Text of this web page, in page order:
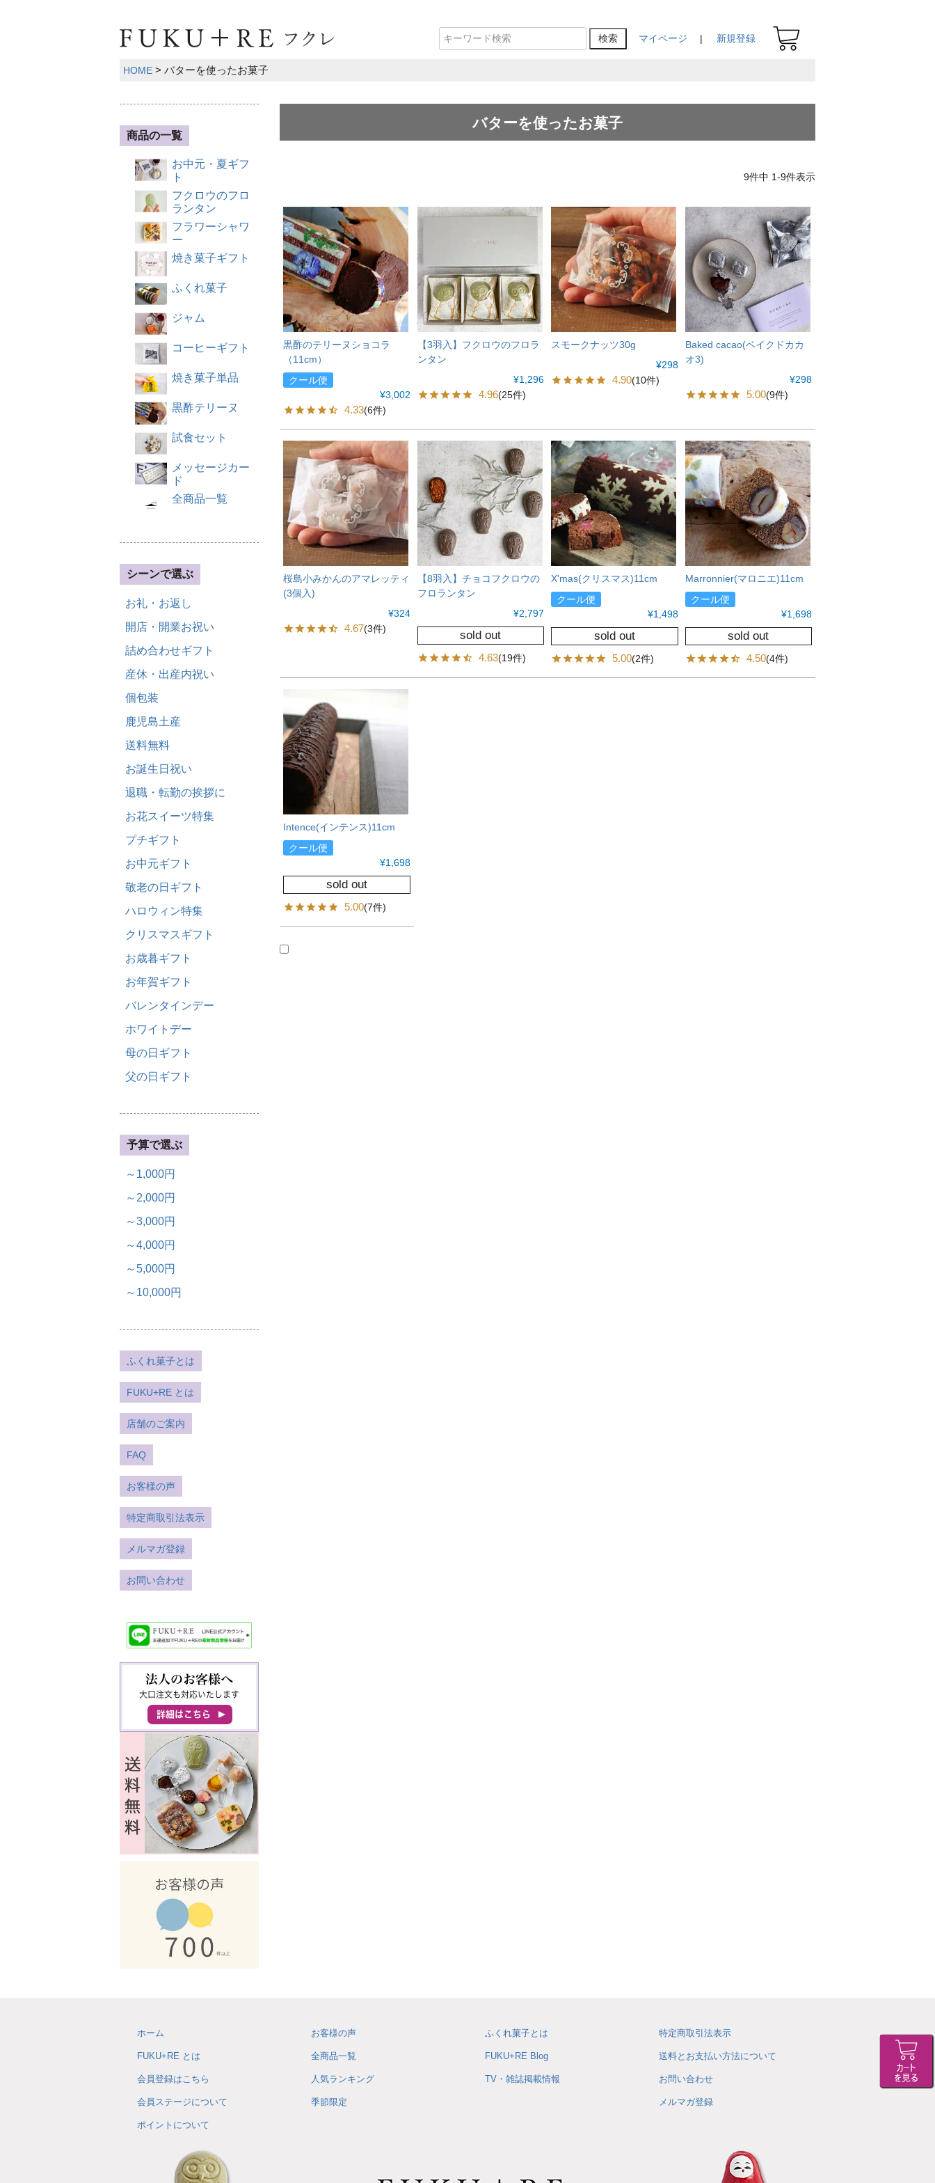
マイページ 新規登録
HOME バターを使ったお菓子
商品の一覧
お中元・夏ギフ
ト
フクロウのフロ
ランタン
フラワーシャワ
ー
焼き菓子ギフト
ふくれ菓子
ジャム
コーヒーギフト
焼き菓子単品
黒酢テリーヌ
試食セット
メッセージカー
ド
全商品一覧
シーンで選ぶ
お礼・お返し
開店・開業お祝い
詰め合わせギフト
産休・出産内祝い
個包装
鹿児島土産
送料無料
お誕生日祝い
退職・転勤の挨拶に
お花スイーツ特集
プチギフト
お中元ギフト
敬老の日ギフト
ハロウィン特集
クリスマスギフト
お歳暮ギフト
お年賀ギフト
バレンタインデー
ホワイトデー
母の日ギフト
父の日ギフト
予算で選ぶ
～1,000円
～2,000円
～3,000円
～4,000円
～5,000円
～10,000円
ふくれ菓子とは
FUKU+RE とは
店舗のご案内
FAQ
お客様の声
特定商取引法表示
メルマガ登録
お問い合わせ
バターを使ったお菓子
9件中 1-9件表示
黒酢のテリーヌショコラ
（11cm）
クール便
¥3,002
4.33(6件)
【3羽入】フクロウのフロラ
ンタン
¥1,296
4.96(25件)
スモークナッツ30g
¥298
4.90(10件)
Baked cacao(ベイクドカカ
オ3)
¥298
5.00(9件)
桜島小みかんのアマレッティ
(3個入)
¥324
4.67(3件)
【8羽入】チョコフクロウの
フロランタン
¥2,797
sold out
4.63(19件)
X'mas(クリスマス)11cm
クール便
¥1,498
sold out
5.00(2件)
Marronnier(マロニエ)11cm
クール便
¥1,698
sold out
4.50(4件)
Intence(インテンス)11cm
クール便
¥1,698
sold out
5.00(7件)
ホーム
FUKU+RE とは
会員登録はこちら
会員ステージについて
ポイントについて
お客様の声
全商品一覧
人気ランキング
季節限定
ふくれ菓子とは
FUKU+RE Blog
TV・雑誌掲載情報
特定商取引法表示
送料とお支払い方法について
お問い合わせ
メルマガ登録